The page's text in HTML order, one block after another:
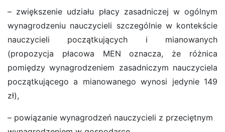
– zwiększenie udziału płacy zasadniczej w ogólnym
wynagrodzeniu nauczycieli szczególnie w kontekście
nauczycieli początkujących i mianowanych
(propozycja płacowa MEN oznacza, że różnica
pomiędzy wynagrodzeniem zasadniczym nauczyciela
początkującego a mianowanego wynosi jedynie 149
zł),
– powiązanie wynagrodzeń nauczycieli z przeciętnym